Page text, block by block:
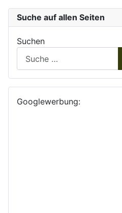
Suche auf allen Seiten
Suchen
Googlewerbung: